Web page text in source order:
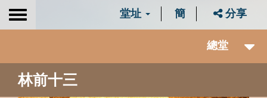
Toggle
堂址 簡 分享
總堂
林前十三